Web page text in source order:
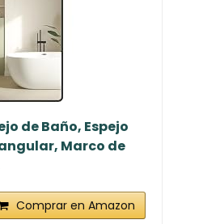
de Baño, Espejo
Marco de
Comprar en Amazon